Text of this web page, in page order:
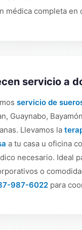
médica completa en
servicio a
servicio de
Guaynabo,
Llevamos la
a tu casa u oficina
necesario. Ideal
o
987-6022 para